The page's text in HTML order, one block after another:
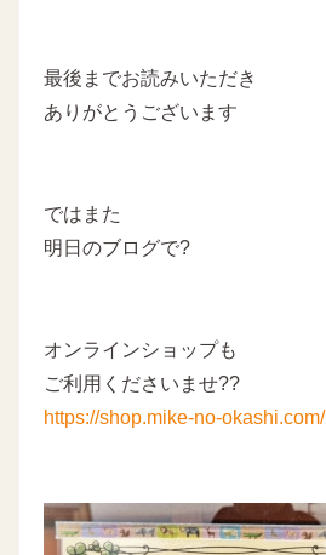
最後までお読みいただき
ありがとうございます
ではまた
明日のブログで?
オンラインショップも
ご利用くださいませ??
https://shop.mike-no-okashi.com/